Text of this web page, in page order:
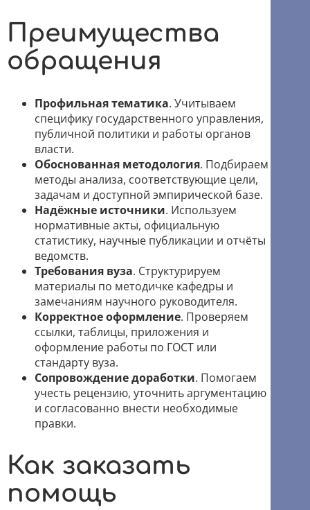
Преимущества
обращения
Профильная тематика. Учитываем
специфику государственного управления,
публичной политики и работы органов
власти.
Обоснованная методология. Подбираем
методы анализа, соответствующие цели,
задачам и доступной эмпирической базе.
Надёжные источники. Используем
нормативные акты, официальную
статистику, научные публикации и отчёты
ведомств.
Требования вуза. Структурируем
материалы по методичке кафедры и
замечаниям научного руководителя.
Корректное оформление. Проверяем
ссылки, таблицы, приложения и
оформление работы по ГОСТ или
стандарту вуза.
Сопровождение доработки. Помогаем
учесть рецензию, уточнить аргументацию
и согласованно внести необходимые
правки.
Как заказать
помощь